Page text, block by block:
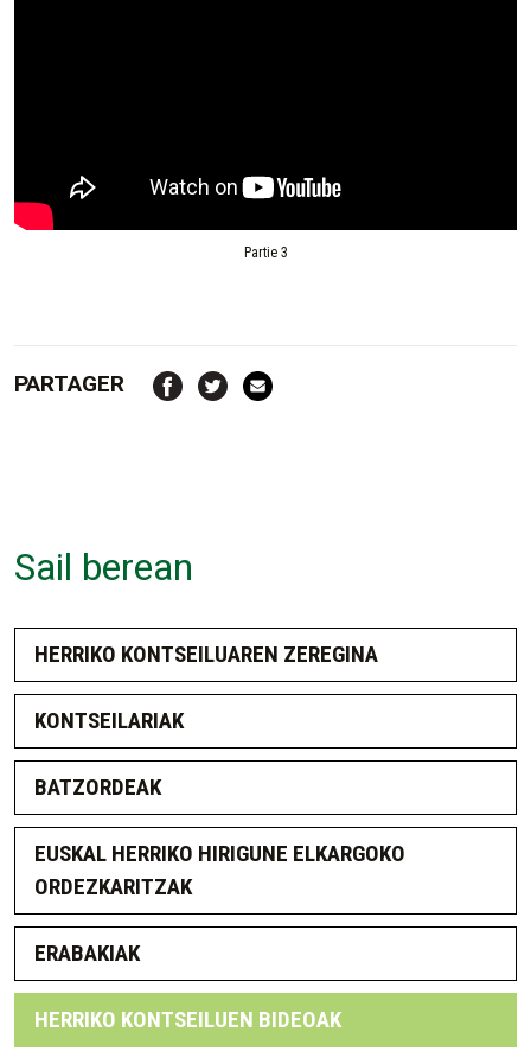
Partie 3
PARTAGER
Sail berean
HERRIKO KONTSEILUAREN ZEREGINA
KONTSEILARIAK
BATZORDEAK
EUSKAL HERRIKO HIRIGUNE ELKARGOKO
ORDEZKARITZAK
ERABAKIAK
HERRIKO KONTSEILUEN BIDEOAK